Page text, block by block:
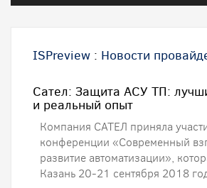
ISPreview : Новости
Сател: Защита АСУ ТП:
и реальный опыт
Компания САТЕЛ приняла
конференции «Современный
развитие автоматизации»,
Казань 20-21 сентября 2018